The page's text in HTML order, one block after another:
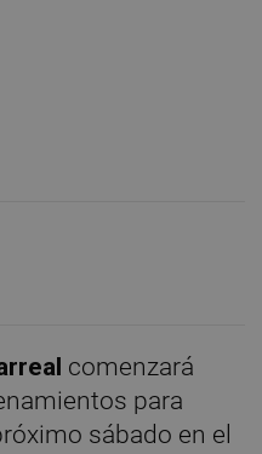
comenzará
para
sábado en el